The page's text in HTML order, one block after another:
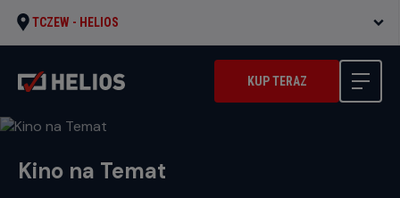
TCZEW - HELIOS
KUP TERAZ
Kino na Temat